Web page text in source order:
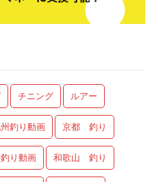
チニング ルアー
釣り動画 京都 釣り
り動画 和歌山 釣り